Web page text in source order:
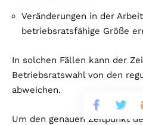
Veränderungen in der
betriebsratsfähige Größe
In solchen Fällen kann der
Betriebsratswahl von den
abweichen.
Um den genauen Zeitpunkt